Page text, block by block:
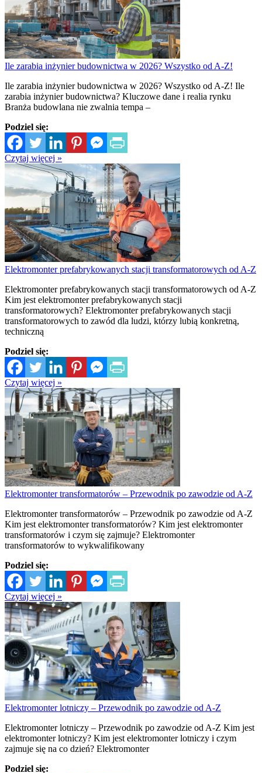
Ile zarabia inżynier budownictwa w 2026? Wszystko od A-Z!
Ile zarabia inżynier budownictwa w 2026? Wszystko od A-Z! Ile
zarabia inżynier budownictwa? Kluczowe dane i realia rynku
Branża budowlana nie zwalnia tempa –
Podziel się:
Czytaj więcej »
Elektromonter prefabrykowanych stacji transformatorowych od A-Z
Elektromonter prefabrykowanych stacji transformatorowych od A-Z
Kim jest elektromonter prefabrykowanych stacji
transformatorowych? Elektromonter prefabrykowanych stacji
transformatorowych to zawód dla ludzi, którzy lubią konkretną,
techniczną
Podziel się:
Czytaj więcej »
Elektromonter transformatorów – Przewodnik po zawodzie od A-Z
Elektromonter transformatorów – Przewodnik po zawodzie od A-Z
Kim jest elektromonter transformatorów? Kim jest elektromonter
transformatorów i czym się zajmuje? Elektromonter
transformatorów to wykwalifikowany
Podziel się:
Czytaj więcej »
Elektromonter lotniczy – Przewodnik po zawodzie od A-Z
Elektromonter lotniczy – Przewodnik po zawodzie od A-Z Kim jest
elektromonter lotniczy? Kim jest elektromonter lotniczy i czym
zajmuje się na co dzień? Elektromonter
Podziel się: